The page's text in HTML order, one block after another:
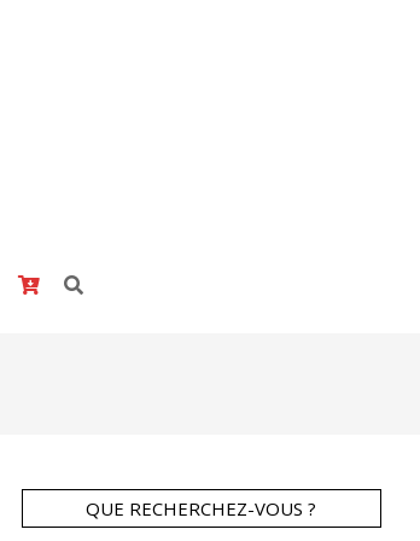
Search
QUE RECHERCHEZ-VOUS ?